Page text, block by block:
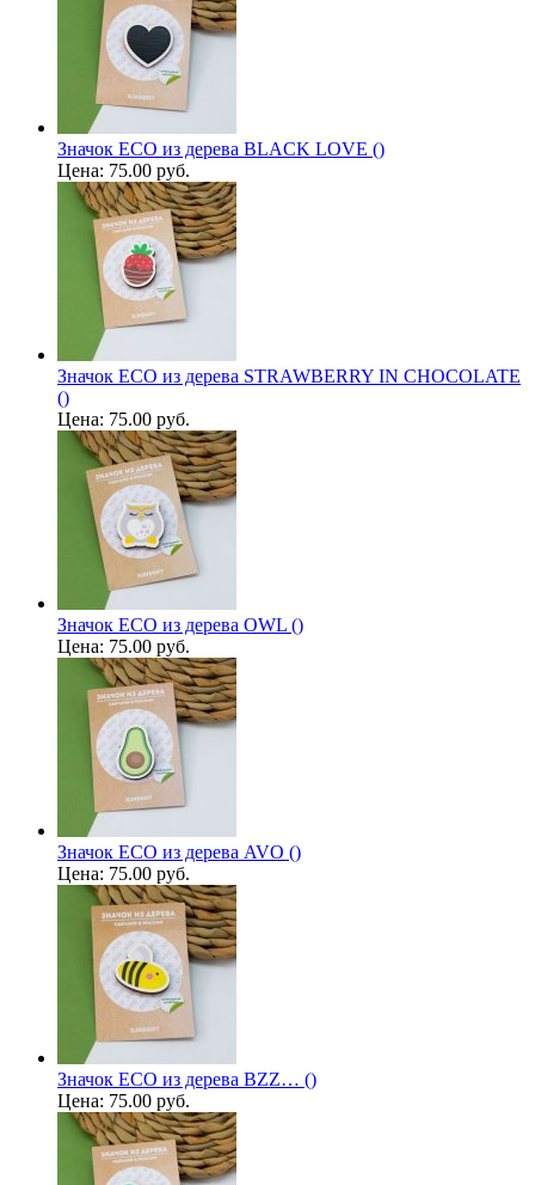
Значок ECO из дерева BLACK LOVE ()
Цена: 75.00 руб.
Значок ECO из дерева STRAWBERRY IN CHOCOLATE
()
Цена: 75.00 руб.
Значок ECO из дерева OWL ()
Цена: 75.00 руб.
Значок ECO из дерева AVO ()
Цена: 75.00 руб.
Значок ECO из дерева BZZ… ()
Цена: 75.00 руб.